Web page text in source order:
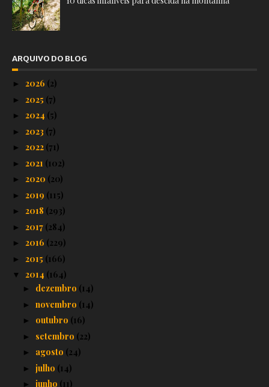
ARQUIVO DO BLOG
► 2026 (2)
► 2025 (7)
► 2024 (5)
► 2023 (7)
► 2022 (71)
► 2021 (102)
► 2020 (20)
► 2019 (115)
► 2018 (293)
► 2017 (284)
► 2016 (229)
► 2015 (166)
▼ 2014 (164)
► dezembro (14)
► novembro (14)
► outubro (16)
► setembro (22)
► agosto (24)
► julho (14)
► junho (11)